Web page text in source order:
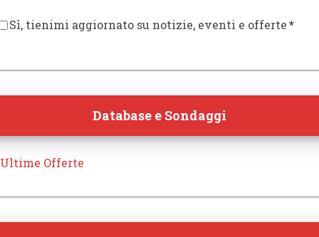
Sì, tienimi aggiornato su notizie, eventi e offerte*
Database e Sondaggi
Offerte